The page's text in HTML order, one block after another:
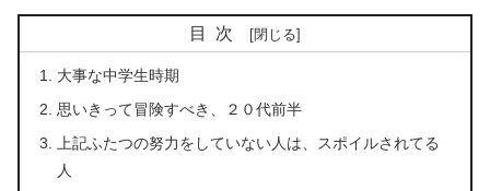
目次
大事な中学生時期
思いきって冒険すべき、２０代前半
上記ふたつの努力をしていない人は、スポイルされてる
人